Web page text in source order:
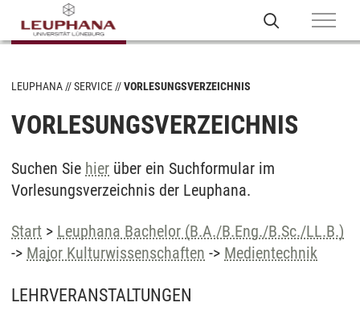
LEUPHANA SERVICE VORLESUNGSVERZEICHNIS
VORLESUNGSVERZEICHNIS
Suchen Sie hier über ein Suchformular im
Vorlesungsverzeichnis der Leuphana.
Start > Leuphana Bachelor (B.A./B.Eng./B.Sc./LL.B.)
-> Major Kulturwissenschaften -> Medientechnik
LEHRVERANSTALTUNGEN